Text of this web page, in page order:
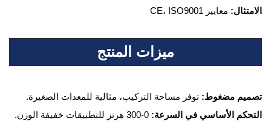
الامتثال: معايير CE، ISO9001
ميزات المنتج
تصميم مضغوط: توفر مساحة التركيب، مثالية للمعدات الصغيرة.
التحكم الأساسي في السرعة: 0-300 هرتز للتطبيقات خفيفة الوزن.